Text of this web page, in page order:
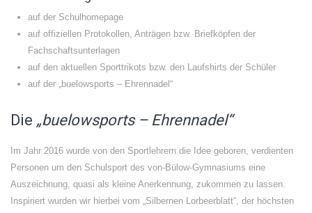
auf der Schulhomepage
auf offiziellen Protokollen, Anträgen bzw. Briefköpfen der
Fachschaftsunterlagen
auf den aktuellen Sporttrikots bzw. den Laufshirts der Schüler
auf der „buelowsports – Ehrennadel“
Die „buelowsports – Ehrennadel“
Im Jahr 2016 wurde von den Sportlehrern die Idee geboren, verdienten
Personen um den Schulsport des von-Bülow-Gymnasiums eine
Auszeichnung, quasi als kleine Anerkennung, zukommen zu lassen.
Inspiriert wurden wir hierbei vom „Silbernen Lorbeerblatt“, der höchsten